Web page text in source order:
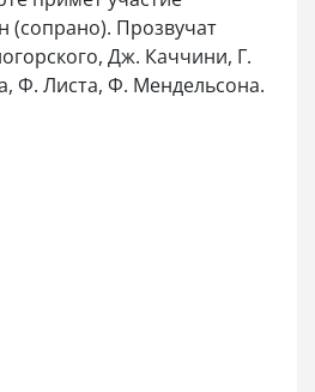
(сопрано). Прозвучат
Дж. Каччини, Г.
Ф. Листа, Ф. Мендельсона.